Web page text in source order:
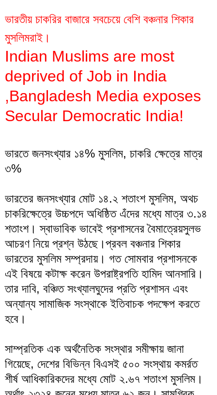
ভারতীয় চাকরির বাজারে সবচেয়ে বেশি বঞ্চনার শিকার
মুসলিমরাই।
Indian Muslims are most
deprived of Job in India
,Bangladesh Media exposes
Secular Democratic India!
ভারতে জনসংখ্যার ১৪% মুসলিম, চাকরি ক্ষেত্রে মাত্র
৩%
ভারতের জনসংখ্যার মোট ১৪.২ শতাংশ মুসলিম, অথচ
চাকরিক্ষেত্রে উচ্চপদে অধিষ্ঠিত এঁদের মধ্যে মাত্র ৩.১৪
শতাংশ। স্বাভাবিক ভাবেই প্রশাসনের বৈমাত্রেয়সুলভ
আচরণ নিয়ে প্রশ্ন উঠছে।প্রবল বঞ্চনার শিকার
ভারতের মুসলিম সম্প্রদায়। গত সোমবার প্রশাসনকে
এই বিষয়ে কটাক্ষ করেন উপরাষ্ট্রপতি হামিদ আনসারি।
তার দাবি, বঞ্চিত সংখ্যালঘুদের প্রতি প্রশাসন এবং
অন্যান্য সামাজিক সংস্থাকে ইতিবাচক পদক্ষেপ করতে
হবে।
সাম্প্রতিক এক অর্থনৈতিক সংস্থার সমীক্ষায় জানা
গিয়েছে, দেশের বিভিন্ন বিএসই ৫০০ সংস্থায় কমর্রত
শীর্ষ আধিকারিকদের মধ্যে মোট ২.৬৭ শতাংশ মুসলিম।